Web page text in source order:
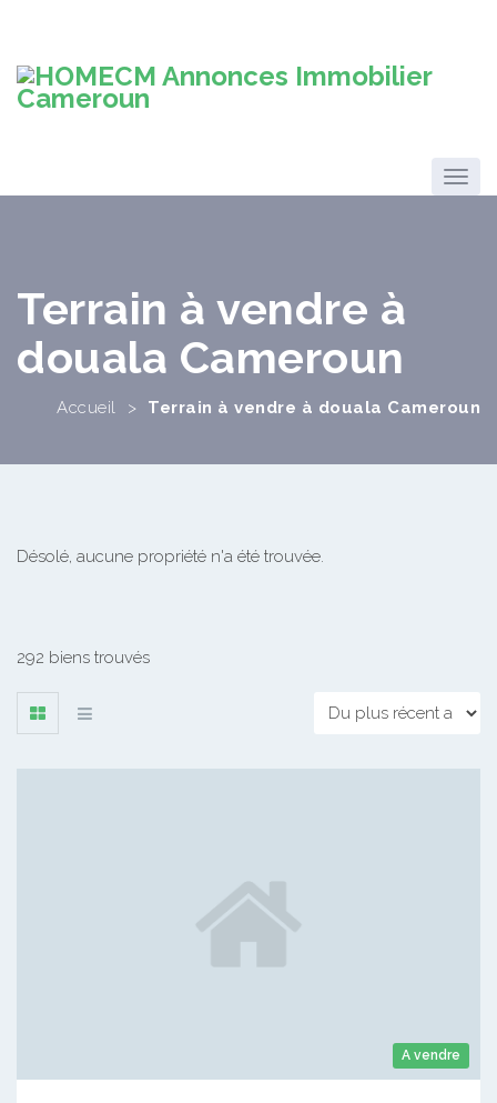
Terrain à vendre à
douala Cameroun
Accueil > Terrain à vendre à douala Cameroun
Désolé, aucune propriété n'a été trouvée.
292 biens trouvés
A vendre